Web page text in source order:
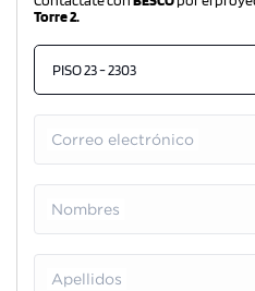
Torre 2.
PISO 23 - 2303
Correo electrónico
Nombres
Apellidos